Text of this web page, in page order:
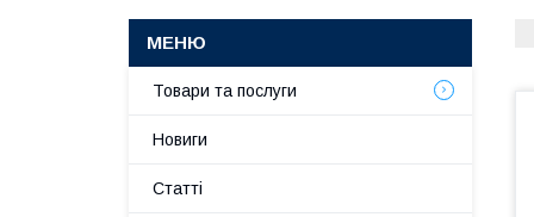
Товари та послуги
Новиги
Статті